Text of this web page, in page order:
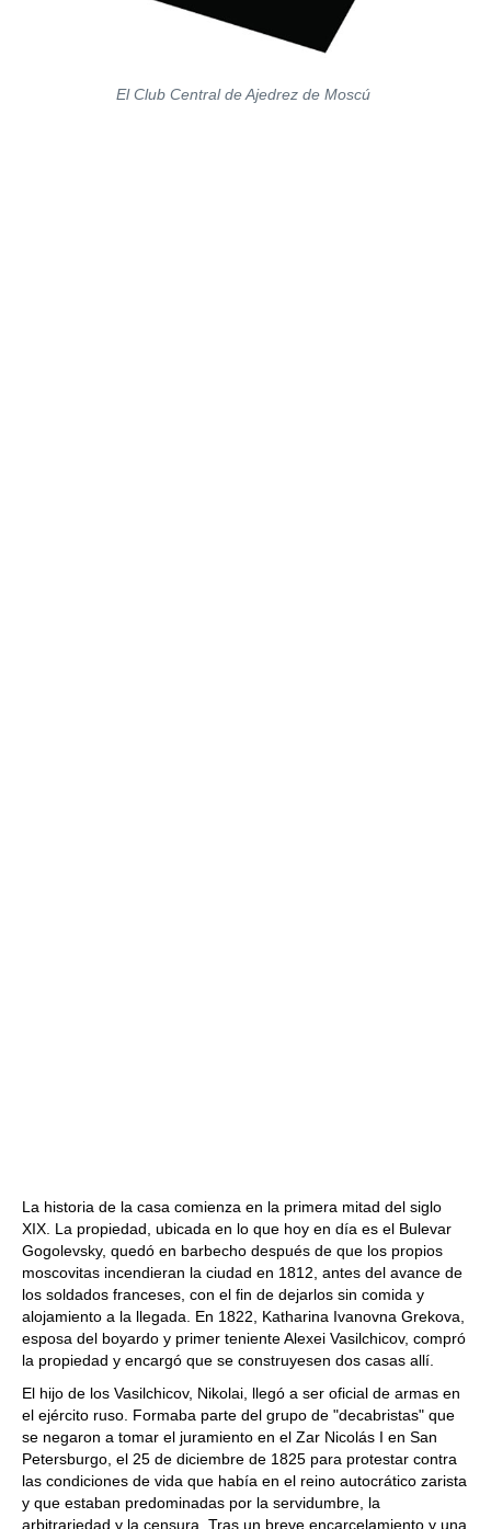
El Club Central de Ajedrez de Moscú
La historia de la casa comienza en la primera mitad del siglo
XIX. La propiedad, ubicada en lo que hoy en día es el Bulevar
Gogolevsky, quedó en barbecho después de que los propios
moscovitas incendieran la ciudad en 1812, antes del avance de
los soldados franceses, con el fin de dejarlos sin comida y
alojamiento a la llegada. En 1822, Katharina Ivanovna Grekova,
esposa del boyardo y primer teniente Alexei Vasilchicov, compró
la propiedad y encargó que se construyesen dos casas allí.
El hijo de los Vasilchicov, Nikolai, llegó a ser oficial de armas en
el ejército ruso. Formaba parte del grupo de "decabristas" que
se negaron a tomar el juramiento en el Zar Nicolás I en San
Petersburgo, el 25 de diciembre de 1825 para protestar contra
las condiciones de vida que había en el reino autocrático zarista
y que estaban predominadas por la servidumbre, la
arbitrariedad y la censura. Tras un breve encarcelamiento y una